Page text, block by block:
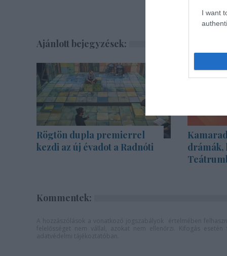
I want
Ajánlott bejegyzések:
Rögtön dupla premierrel
kezdi az új évadot a Radnóti
drámák,
Kommentek: